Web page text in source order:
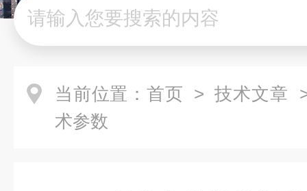
当前位置： 首页 > 技术文章
术参数